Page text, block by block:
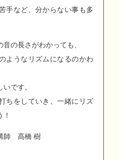
手など、分からない事も多
の長さがわかっても、
ようなリズムになるのかわ
です。
ちをしていき、一緒にリズ
師 高橋 樹